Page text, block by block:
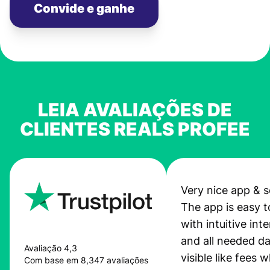
Convide e ganhe
LEIA AVALIAÇÕES DE
CLIENTES REALS PROFEE
Avaliação 4,3
Com base em 8,347 avaliações
Very nice app &
The app is easy
with intuitive
and all needed
visible like fees